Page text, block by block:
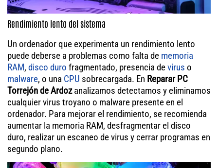
Rendimiento lento del sistema
Un ordenador que experimenta un rendimiento lento
puede deberse a problemas como falta de memoria
RAM, disco duro fragmentado, presencia devirus o
malware, o una CPU sobrecargada. En Reparar PC
Torrejón de Ardozanalizamos detectamos y eliminamos
cualquier virus troyano o malware presente en el
ordenador. Para mejorar el rendimiento, se recomienda
aumentar la memoria RAM, desfragmentar el disco
duro, realizar un escaneo de virus y cerrar programas en
segundo plano.